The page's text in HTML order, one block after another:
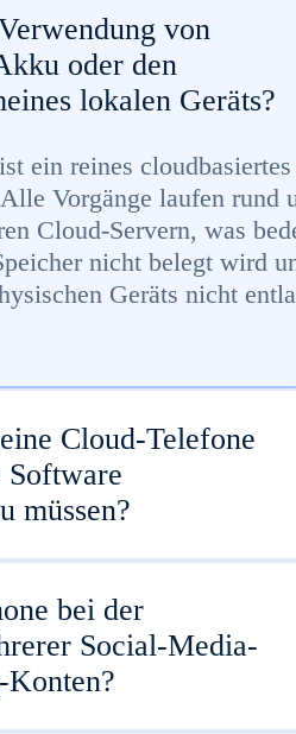
von
oder den
lokalen Geräts?
ein reines cloudbasiertes
Vorgänge laufen rund
Cloud-Servern, was
nicht belegt wird
Geräts nicht
Cloud-Telefone
Software
müssen?
bei der
Social-Media-